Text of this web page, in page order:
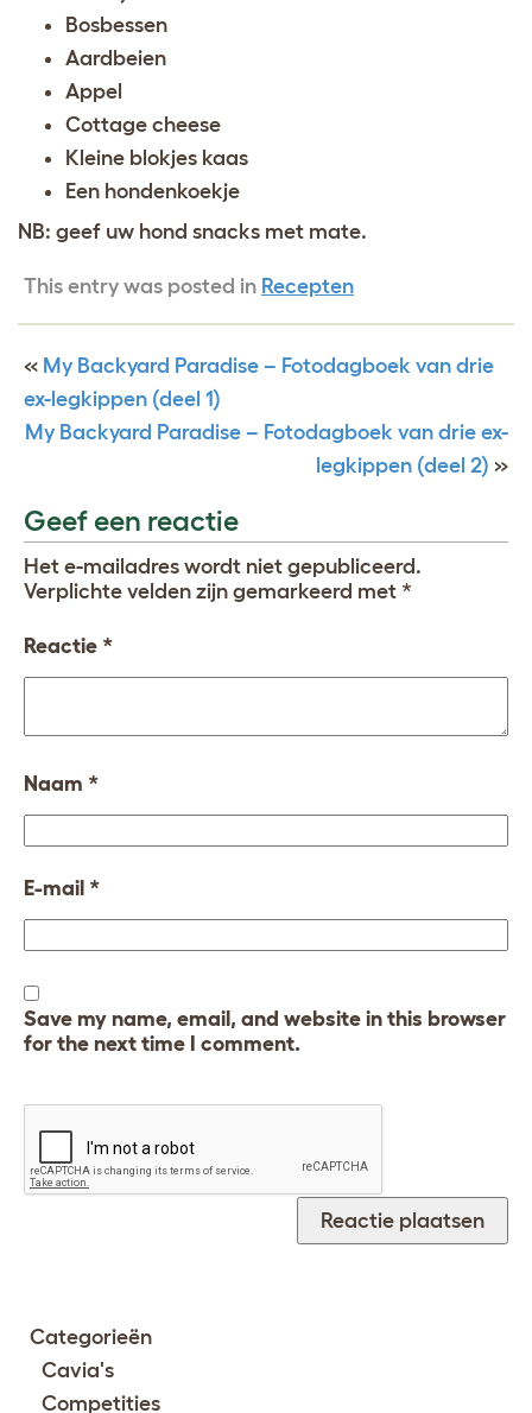
Bosbessen
Aardbeien
Appel
Cottage cheese
Kleine blokjes kaas
Een hondenkoekje
NB: geef uw hond snacks met mate.
This entry was posted in Recepten
« My Backyard Paradise – Fotodagboek van drie
ex-legkippen (deel 1)
My Backyard Paradise – Fotodagboek van drie ex-
legkippen (deel 2) »
Geef een reactie
Het e-mailadres wordt niet gepubliceerd.
Verplichte velden zijn gemarkeerd met *
Reactie *
Naam *
E-mail *
Save my name, email, and website in this browser
for the next time I comment.
Categorieën
Cavia's
Competities